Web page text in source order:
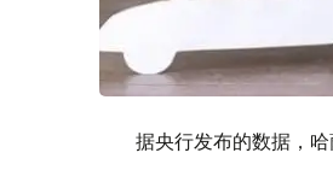
据央行发布的数据，